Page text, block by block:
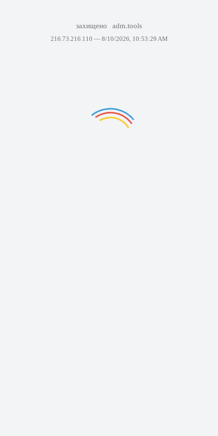
захищено adm.tools
216.73.216.110 — 8/10/2026, 10:53:29 AM